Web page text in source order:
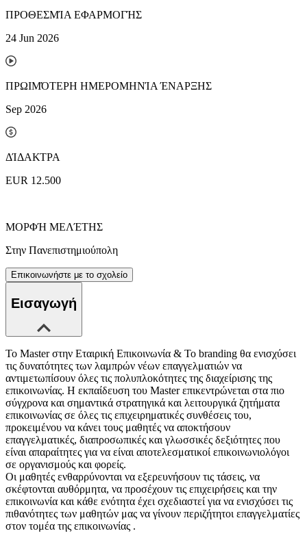
ΠΡΟΘΕΣΜΊΑ ΕΦΑΡΜΟΓΉΣ
24 Jun 2026
ΠΡΩΙΜΌΤΕΡΗ ΗΜΕΡΟΜΗΝΊΑ ΈΝΑΡΞΗΣ
Sep 2026
ΔΊΔΑΚΤΡΑ
EUR 12.500
ΜΟΡΦΉ ΜΕΛΈΤΗΣ
Στην Πανεπιστημιούπολη
Επικοινωνήστε με το σχολείο
Εισαγωγή
Το Master στην Εταιρική Επικοινωνία & Το branding θα ενισχύσει
τις δυνατότητες των λαμπρών νέων επαγγελματιών να
αντιμετωπίσουν όλες τις πολυπλοκότητες της διαχείρισης της
επικοινωνίας. Η εκπαίδευση του Master επικεντρώνεται στα πιο
σύγχρονα και σημαντικά στρατηγικά και λειτουργικά ζητήματα
επικοινωνίας σε όλες τις επιχειρηματικές συνθέσεις του,
προκειμένου να κάνει τους μαθητές να αποκτήσουν
επαγγελματικές, διαπροσωπικές και γλωσσικές δεξιότητες που
είναι απαραίτητες για να είναι αποτελεσματικοί επικοινωνιολόγοι
σε οργανισμούς και φορείς.
Οι μαθητές ενθαρρύνονται να εξερευνήσουν τις τάσεις, να
σκέφτονται αυθόρμητα, να προσέχουν τις επιχειρήσεις και την
επικοινωνία και κάθε ενότητα έχει σχεδιαστεί για να ενισχύσει τις
πιθανότητες των μαθητών μας να γίνουν περιζήτητοι επαγγελματίες
στον τομέα της επικοινωνίας .